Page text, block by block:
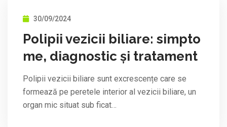
30/09/2024
Polipii vezicii biliare: simpto
me, diagnostic și tratament
Polipii vezicii biliare sunt excrescențe care se
formează pe peretele interior al vezicii biliare, un
organ mic situat sub ficat…